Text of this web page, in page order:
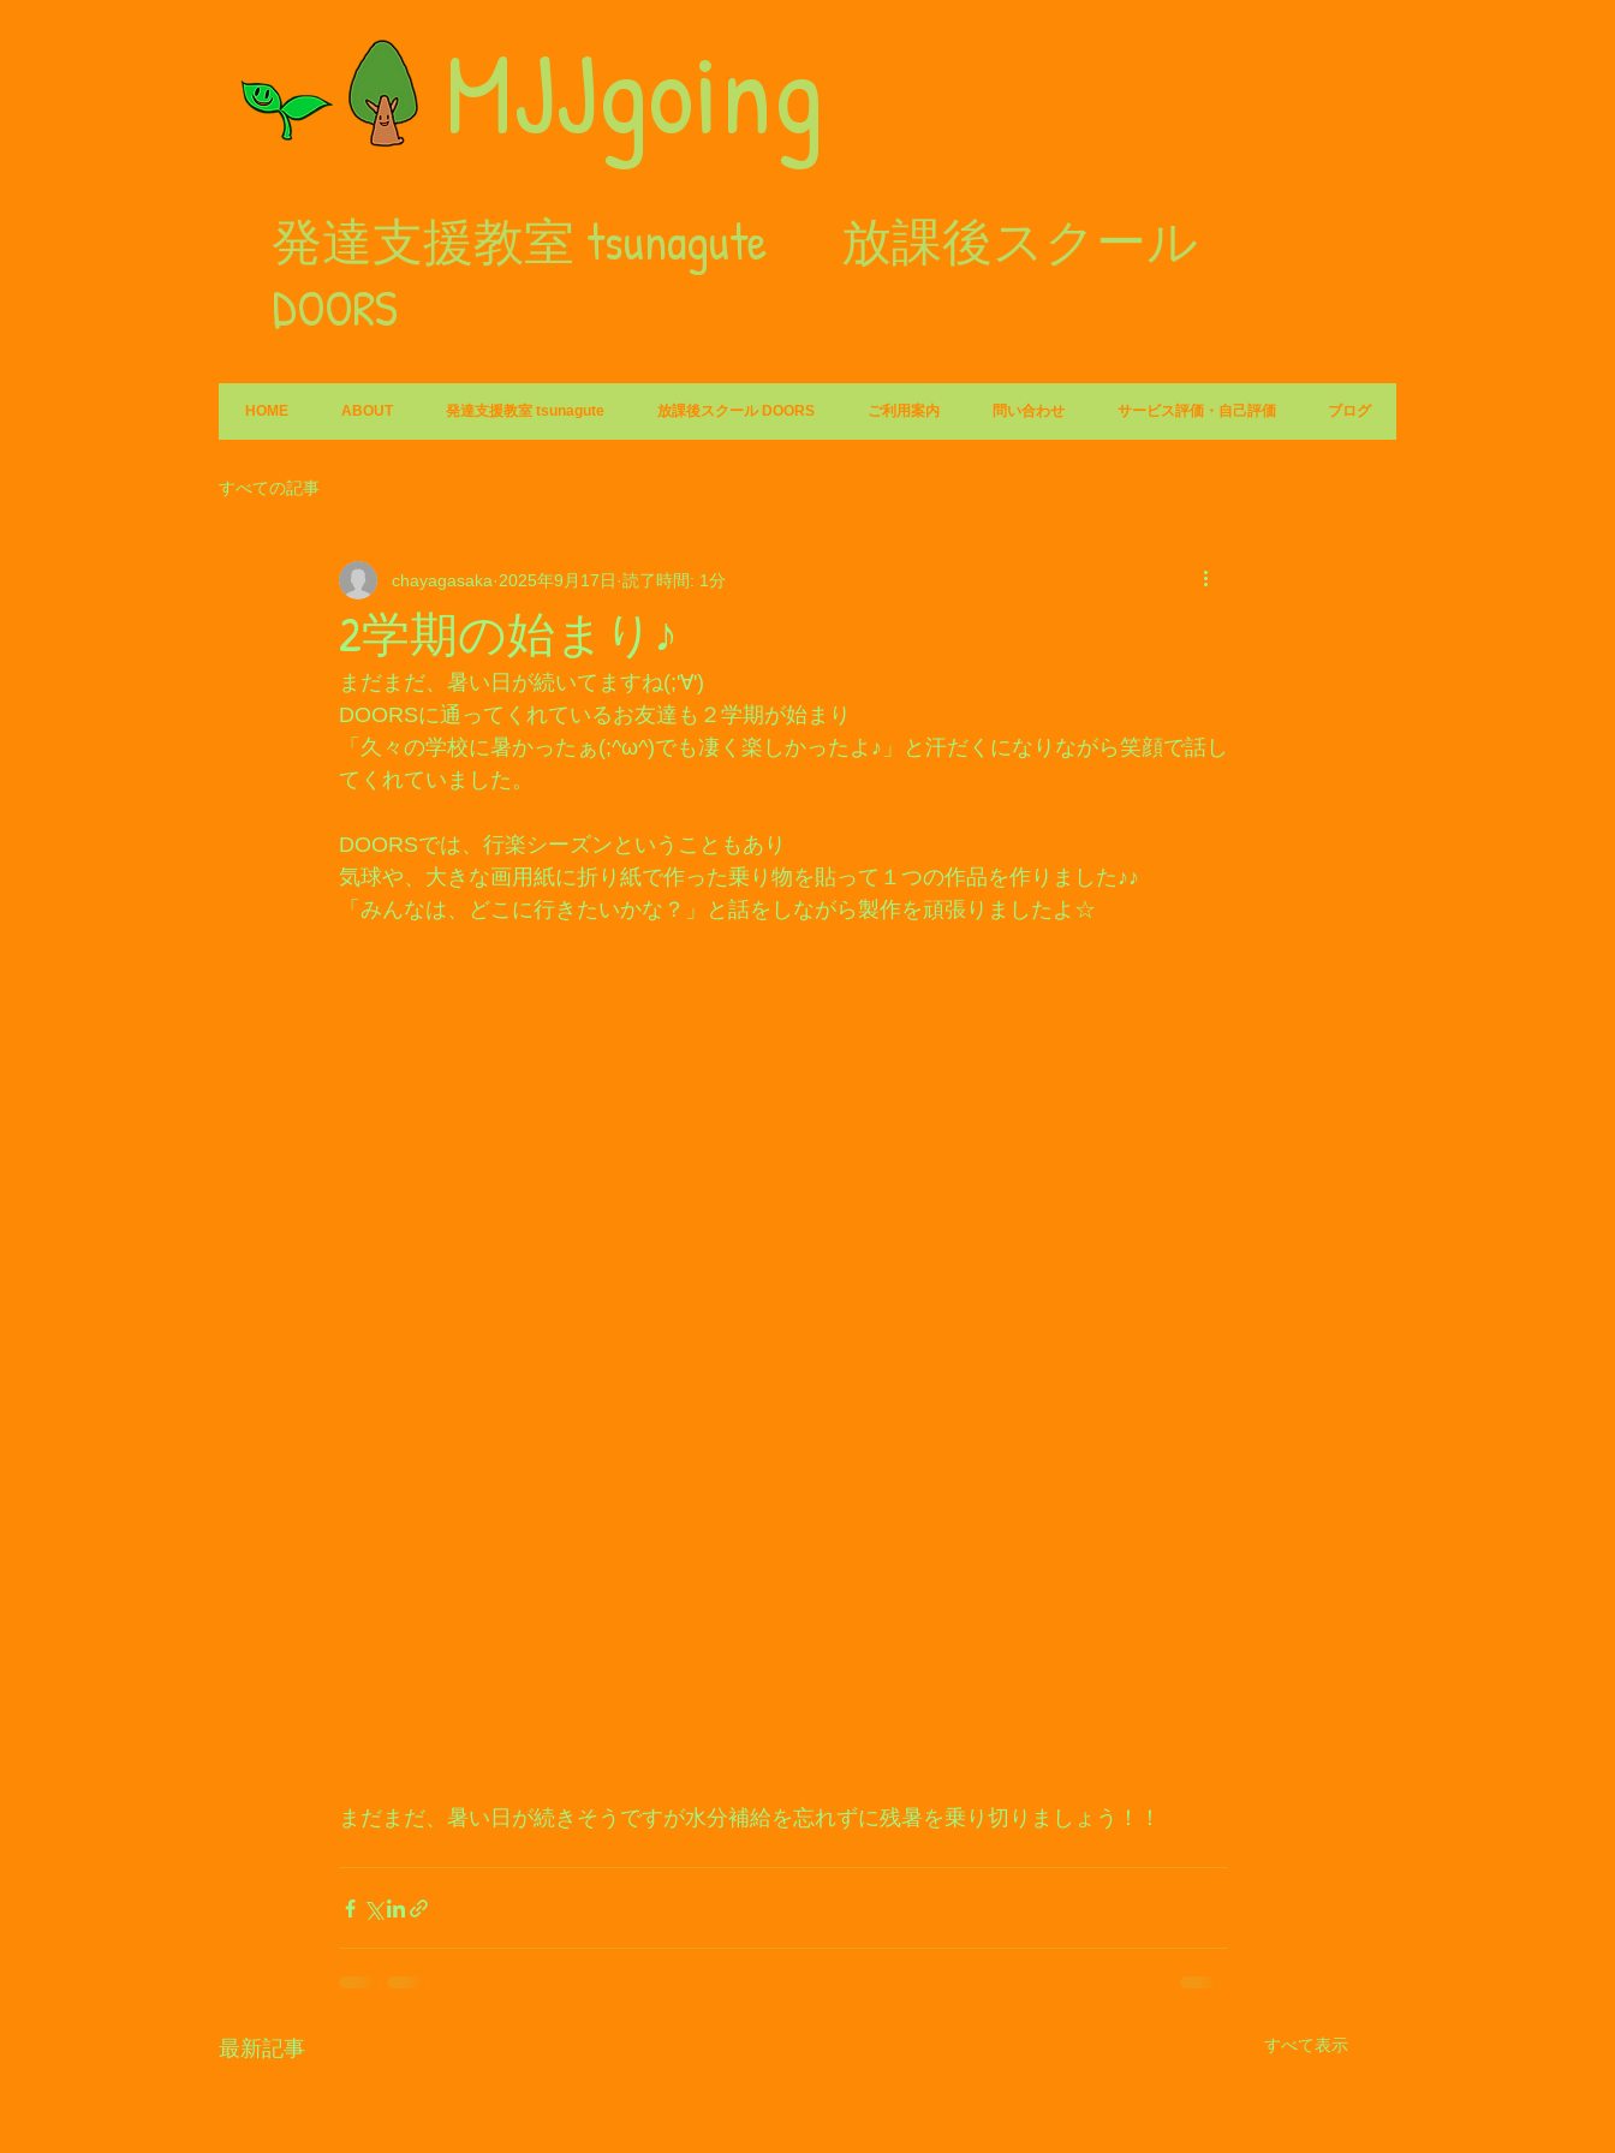
MJJgoing
発達支援教室 tsunagute 放課後スクール
DOORS
HOME ABOUT 発達支援教室 tsunagute 放課後スクール DOORS ご利用案内 問い合わせ サービス評価・自己評価 ブログ
すべての記事
2学期の始まり♪
chayagasaka 2025年9月17日 読了時間: 1分
まだまだ、暑い日が続いてますね(;'∀')
DOORSに通ってくれているお友達も２学期が始まり
「久々の学校に暑かったぁ(;^ω^)でも凄く楽しかったよ♪」と汗だくになりながら笑顔で話し
てくれていました。
DOORSでは、行楽シーズンということもあり
気球や、大きな画用紙に折り紙で作った乗り物を貼って１つの作品を作りました♪♪
「みんなは、どこに行きたいかな？」と話をしながら製作を頑張りましたよ☆
まだまだ、暑い日が続きそうですが水分補給を忘れずに残暑を乗り切りましょう！！
最新記事 すべて表示